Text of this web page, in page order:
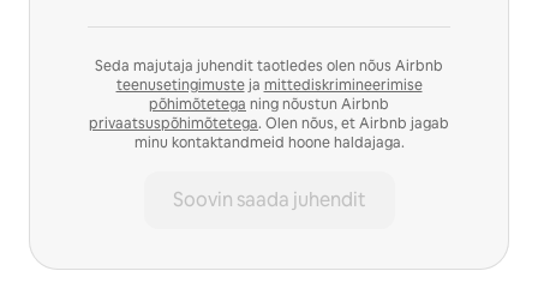
Seda majutaja juhendit taotledes olen nõus Airbnb
teenusetingimusteja mittediskrimineerimise
põhimõtetega ning nõustun Airbnb
privaatsuspõhimõtetega. Olen nõus, et Airbnb jagab
minu kontaktandmeid hoone haldajaga.
Soovin saada juhendit